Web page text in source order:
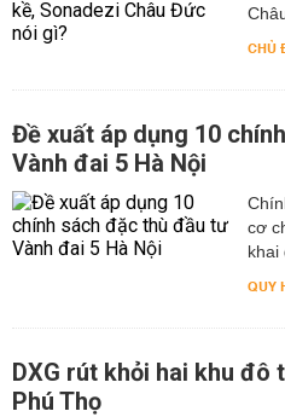
CHỦ
Đề xuất áp dụng 10
Vành đai 5 Hà Nội
cơ
khai
QUY
DXG rút khỏi hai khu đô
Phú Thọ